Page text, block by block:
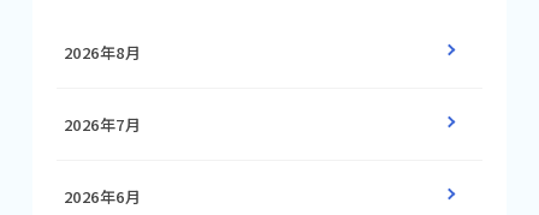
2026年8月
2026年7月
2026年6月